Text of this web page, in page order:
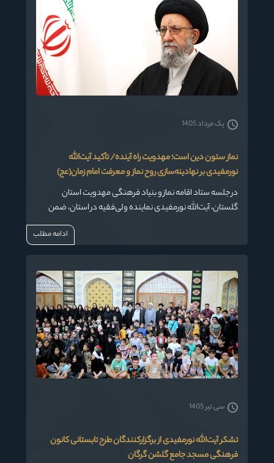
نماز ستون دین است؛ مهدویت راه آینده/ تأکید آیت‌الله
نورمفیدی بر نهادینه‌سازی روح نماز و معرفت امام زمان(عج)
در جلسه ستاد اقامه نماز و بنیاد فرهنگی مهدویت استان
گلستان، آیت‌الله نورمفیدی نماینده ولی‌فقیه در استان، ضمن
قدردانی از تلاش‌های صورت‌گرفته در حوزه ترویج نماز و مهدویت،
نکات مهمی را درباره راهکارهای فرهنگی و معرفتی در این دو
یک مرداد 1405
ادامه مطلب
تشکر آیت‌الله نورمفیدی از برگزارکنندگان طرح تابستانی کانون
فرهنگی مسجد جامع گلشن گرگان
سی تیر 1405